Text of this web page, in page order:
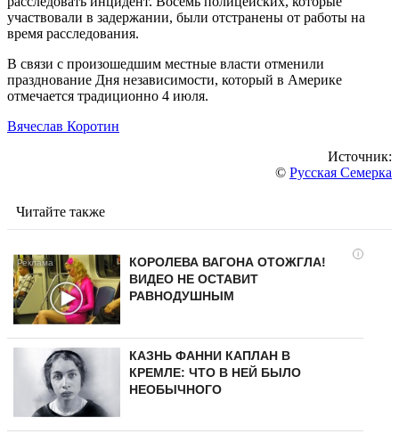
участвовали в задержании, были отстранены от работы на
время расследования.
В связи с произошедшим местные власти отменили
празднование Дня независимости, который в Америке
отмечается традиционно 4 июля.
Вячеслав Коротин
Источник:
© Русская Семерка
Читайте также
i
КОРОЛЕВА ВАГОНА ОТОЖГЛА!
ВИДЕО НЕ ОСТАВИТ
РАВНОДУШНЫМ
КАЗНЬ ФАННИ КАПЛАН В
КРЕМЛЕ: ЧТО В НЕЙ БЫЛО
НЕОБЫЧНОГО